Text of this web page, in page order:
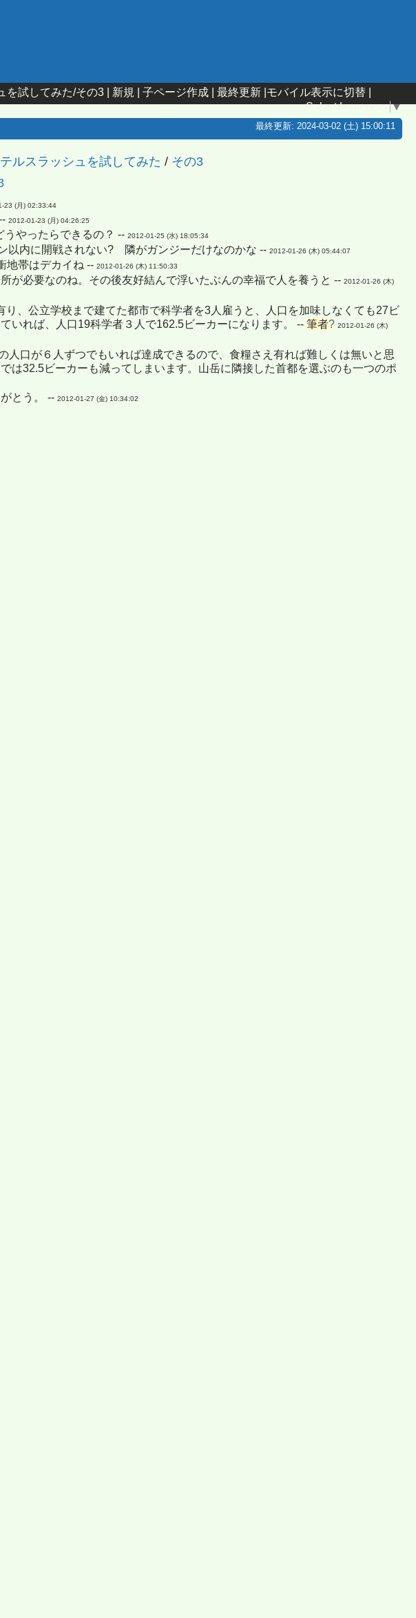
を試してみた/その3 新規 子ページ作成 最終更新 モバイル表示に切替
Select Language▼
最終更新: 2024-03-02 (土) 15:00:11
ルスラッシュを試してみた / その3
23 (月) 02:33:44
2012-01-23 (月) 04:26:25
やったらできるの？ -- 2012-01-25 (水) 18:05:34
以内に開戦されない? 隣がガンジーだけなのかな -- 2012-01-26 (木) 05:44:07
地帯はデカイね -- 2012-01-26 (木) 11:50:33
が必要なのね。その後友好結んで浮いたぶんの幸福で人を養うと -- 2012-01-26 (木)
り、公立学校まで建てた都市で科学者を3人雇うと、人口を加味しなくても27ビ
いれば、人口19科学者３人で162.5ビーカーになります。 -- 筆者? 2012-01-26 (木)
人口が６人ずつでもいれば達成できるので、食糧さえ有れば難しくは無いと思
は32.5ビーカーも減ってしまいます。山岳に隣接した首都を選ぶのも一つのポ
とう。 -- 2012-01-27 (金) 10:34:02